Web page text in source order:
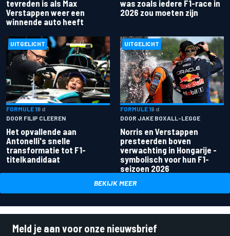
tevreden is als Max
Verstappen weer een
winnende auto heeft
was zoals iedere F1-race in
2026 zou moeten zijn
UITGELICHT
FORMULE 18 d
DOOR FILIP CLEEREN
Het opvallende aan
Antonelli's snelle
transformatie tot F1-
titelkandidaat
UITGELICHT
FORMULE 19 d
DOOR JAKE BOXALL-LEGGE
Norris en Verstappen
presteerden boven
verwachting in Hongarije -
symbolisch voor hun F1-
seizoen 2026
BEKIJK MEER
Meld je aan voor onze nieuwsbrief